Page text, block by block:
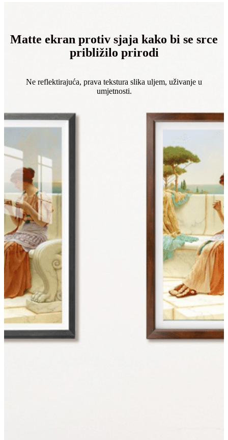
Matte ekran protiv sjaja kako bi se srce
približilo prirodi
Ne reflektirajuća, prava tekstura slika uljem, uživanje u
umjetnosti.